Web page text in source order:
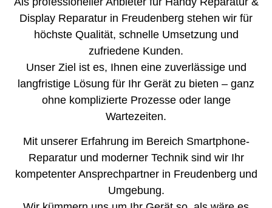
Display Reparatur in Freudenberg stehen wir für
höchste Qualität, schnelle Umsetzung und
zufriedene Kunden.
Unser Ziel ist es, Ihnen eine zuverlässige und
langfristige Lösung für Ihr Gerät zu bieten – ganz
ohne komplizierte Prozesse oder lange
Wartezeiten.
Mit unserer Erfahrung im Bereich Smartphone-
Reparatur und moderner Technik sind wir Ihr
kompetenter Ansprechpartner in Freudenberg und
Umgebung.